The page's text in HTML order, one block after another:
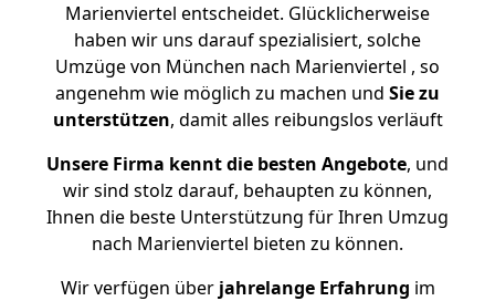
Marienviertel entscheidet. Glücklicherweise
haben wir uns darauf spezialisiert, solche
Umzüge von München nach Marienviertel , so
angenehm wie möglich zu machen und Sie zu
unterstützen, damit alles reibungslos verläuft
Unsere Firma kennt die besten Angebote, und
wir sind stolz darauf, behaupten zu können,
Ihnen die beste Unterstützung für Ihren Umzug
nach Marienviertel bieten zu können.
Wir verfügen überjahrelange Erfahrung im